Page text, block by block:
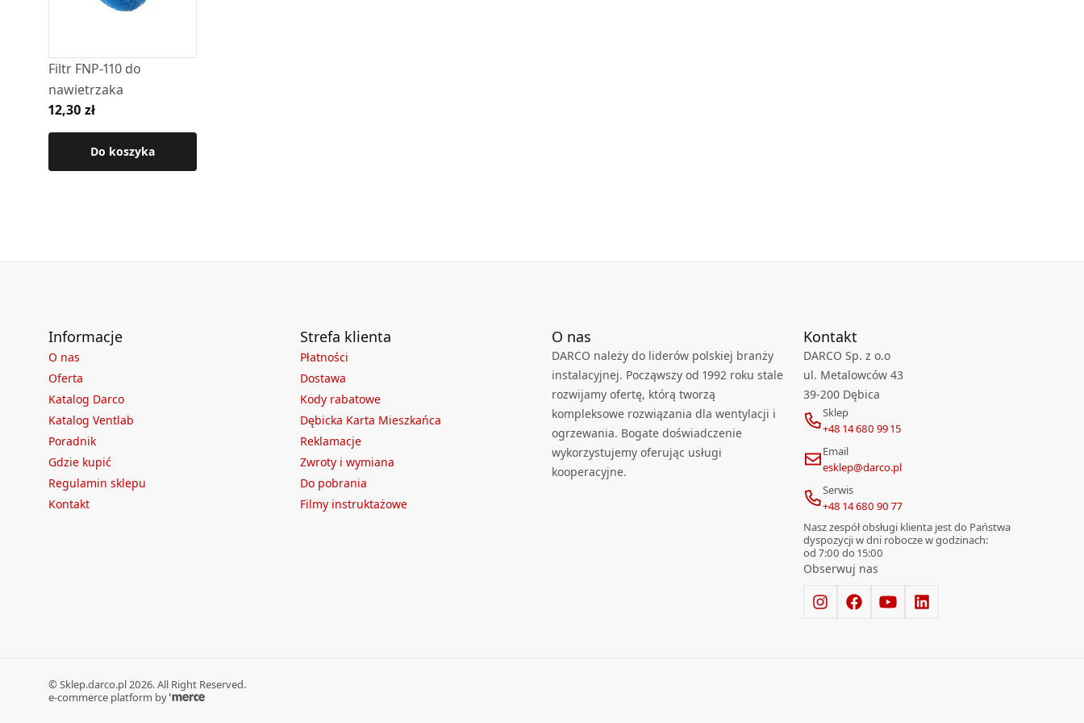
Czerpnia zabezpiecza przed opadami atmosferycznymi ,dodatkowo wyposażona jest w siatkę
Od strony wnętrza budynku nawietrzak wyposażony jest w anemostat, posiadający warstwę
izolacji, która zapobiega tworzeniu się skroplin w okresie zimowym oraz tłumi hałas.
Budowa teleskopowa – zakres regulacji; 320 – 550 mm
Zasada działania nawietrzak okrągły
Filtr FNP-110 do
nawietrzaka
12,30 zł
Do koszyka
Informacje
O nas
Oferta
Katalog Darco
Katalog Ventlab
Poradnik
Gdzie kupić
Regulamin sklepu
Kontakt
Strefa klienta
Płatności
Dostawa
Kody rabatowe
Dębicka Karta Mieszkańca
Reklamacje
Zwroty i wymiana
Do pobrania
Filmy instruktażowe
O nas
DARCO należy do liderów polskiej branży
instalacyjnej. Począwszy od 1992 roku stale
rozwijamy ofertę, którą tworzą
kompleksowe rozwiązania dla wentylacji i
ogrzewania. Bogate doświadczenie
wykorzystujemy oferując usługi
kooperacyjne.
Kontakt
DARCO Sp. z o.o
ul. Metalowców 43
39-200 Dębica
Sklep
+48 14 680 99 15
Email
esklep@darco.pl
Serwis
+48 14 680 90 77
Nasz zespół obsługi klienta jest do Państwa
dyspozycji w dni robocze w godzinach:
od 7:00 do 15:00
Obserwuj nas
© Sklep.darco.pl 2026. All Right Reserved.
e-commerce platform by